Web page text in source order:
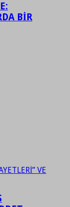
BİR